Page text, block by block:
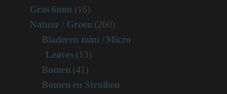
Gras 6mm (16)
Natuur / Groen (260)
Bladeren mini / Micro
Leaves (13)
Bomen (41)
Bomen en Struiken